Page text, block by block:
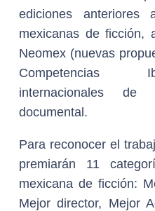
ediciones anteriores
mexicanas de ficción,
Neomex (nuevas
Competencias
internacionales
documental.
Para reconocer el
premiarán 11
mexicana de ficción:
Mejor director, Mejor